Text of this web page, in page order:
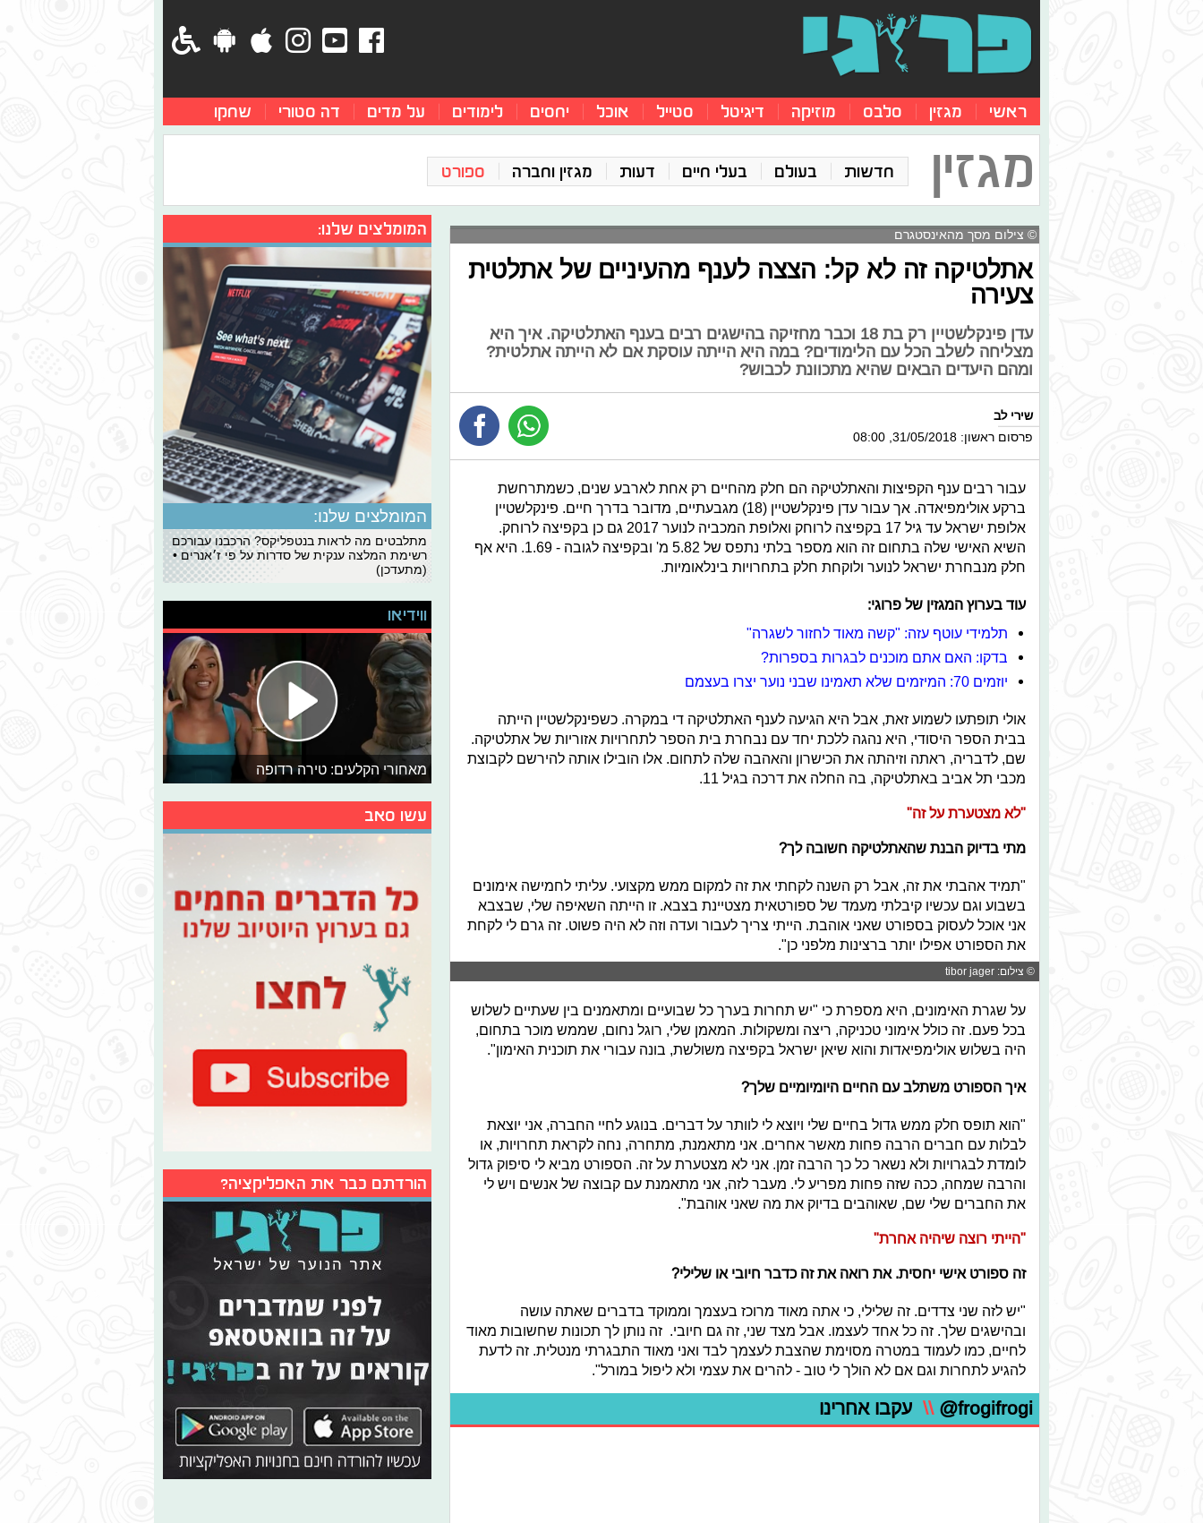
ראשי מגזין סלבס מוזיקה דיגיטל סטייל אוכל יחסים לימודים על מדים דה סטורי שחקו
מגזין חדשות בעולם בעלי חיים דעות מגזין וחברה ספורט
© צילום מסך מהאינסטגרם
אתלטיקה זה לא קל: הצצה לענף מהעיניים של אתלטית
צעירה
עדן פינקלשטיין רק בת 18 וכבר מחזיקה בהישגים רבים בענף האתלטיקה. איך היא
מצליחה לשלב הכל עם הלימודים? במה היא הייתה עוסקת אם לא הייתה אתלטית?
ומהם היעדים הבאים שהיא מתכוונת לכבוש?
שירי לב
פרסום ראשון: 31/05/2018, 08:00
עבור רבים ענף הקפיצות והאתלטיקה הם חלק מהחיים רק אחת לארבע שנים, כשמתרחשת
ברקע אולימפיאדה. אך עבור עדן פינקלשטיין (18) מגבעתיים, מדובר בדרך חיים. פינקלשטיין
אלופת ישראל עד גיל 17 בקפיצה לרוחק ואלופת המכביה לנוער 2017 גם כן בקפיצה לרוחק.
השיא האישי שלה בתחום זה הוא מספר בלתי נתפס של 5.82 מ' ובקפיצה לגובה - 1.69. היא אף
חלק מנבחרת ישראל לנוער ולוקחת חלק בתחרויות בינלאומיות.
עוד בערוץ המגזין של פרוגי:
תלמידי עוטף עזה: "קשה מאוד לחזור לשגרה"
בדקו: האם אתם מוכנים לבגרות בספרות?
יוזמים 70: המיזמים שלא תאמינו שבני נוער יצרו בעצמם
אולי תופתעו לשמוע זאת, אבל היא הגיעה לענף האתלטיקה די במקרה. כשפינקלשטיין הייתה
בבית הספר היסודי, היא נהגה ללכת יחד עם נבחרת בית הספר לתחרויות אזוריות של אתלטיקה.
שם, לדבריה, ראתה וזיהתה את הכישרון והאהבה שלה לתחום. אלו הובילו אותה להירשם לקבוצת
מכבי תל אביב באתלטיקה, בה החלה את דרכה בגיל 11.
"לא מצטערת על זה"
מתי בדיוק הבנת שהאתלטיקה חשובה לך?
"תמיד אהבתי את זה, אבל רק השנה לקחתי את זה למקום ממש מקצועי. עליתי לחמישה אימונים
בשבוע וגם עכשיו קיבלתי מעמד של ספורטאית מצטיינת בצבא. זו הייתה השאיפה שלי, שבצבא
אני אוכל לעסוק בספורט שאני אוהבת. הייתי צריך לעבור ועדה וזה לא היה פשוט. זה גרם לי לקחת
את הספורט אפילו יותר ברצינות מלפני כן".
© צילום: tibor jager
על שגרת האימונים, היא מספרת כי "יש תחרות בערך כל שבועיים ומתאמנים בין שעתיים לשלוש
בכל פעם. זה כולל אימוני טכניקה, ריצה ומשקולות. המאמן שלי, רוגל נחום, שממש מוכר בתחום,
היה בשלוש אולימפיאדות והוא שיאן ישראל בקפיצה משולשת, בונה עבורי את תוכנית האימון".
איך הספורט משתלב עם החיים היומיומיים שלך?
"הוא תופס חלק ממש גדול בחיים שלי ויוצא לי לוותר על דברים. בנוגע לחיי החברה, אני יוצאת
לבלות עם חברים הרבה פחות מאשר אחרים. אני מתאמנת, מתחרה, נחה לקראת תחרויות, או
לומדת לבגרויות ולא נשאר כל כך הרבה זמן. אני לא מצטערת על זה. הספורט מביא לי סיפוק גדול
והרבה שמחה, ככה שזה פחות מפריע לי. מעבר לזה, אני מתאמנת עם קבוצה של אנשים ויש לי
את החברים שלי שם, שאוהבים בדיוק את מה שאני אוהבת".
"הייתי רוצה שיהיה אחרת"
זה ספורט אישי יחסית. את רואה את זה כדבר חיובי או שלילי?
"יש לזה שני צדדים. זה שלילי, כי אתה מאוד מרוכז בעצמך וממוקד בדברים שאתה עושה
ובהישגים שלך. זה כל אחד לעצמו. אבל מצד שני, זה גם חיובי. זה נותן לך תכונות שחשובות מאוד
לחיים, כמו לעמוד במטרה מסוימת שהצבת לעצמך לבד ואני מאוד התבגרתי מנטלית. זה לדעת
להגיע לתחרות וגם אם לא הולך לי טוב - להרים את עצמי ולא ליפול במורל".
@frogifrogi
\\ עקבו אחרינו
המומלצים שלנו:
המומלצים שלנו:
מתלבטים מה לראות בנטפליקס? הרכבנו עבורכם
רשימת המלצה ענקית של סדרות על פי ז׳אנרים •
(מתעדכן)
ווידיאו
מאחורי הקלעים: טירה רדופה
עשו סאב
הורדתם כבר את האפליקציה?